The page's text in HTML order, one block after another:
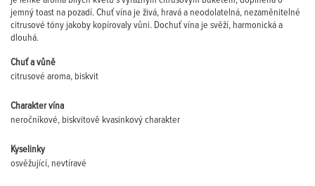
jemný toast na pozadí. Chuť vína je živá, hravá a neodolatelná, nezaměnitelné
citrusové tóny jakoby kopírovaly vůni. Dochuť vína je svěží, harmonická a
dlouhá.
Chuť a vůně
citrusové aroma, biskvit
Charakter vína
neročníkové, biskvitově kvasinkový charakter
Kyselinky
osvěžující, nevtíravé